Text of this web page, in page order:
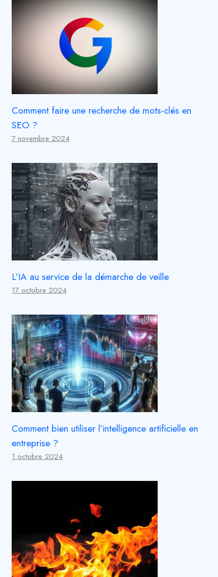
Comment faire une recherche de mots-clés en
SEO ?
7 novembre 2024
L’IA au service de la démarche de veille
17 octobre 2024
Comment bien utiliser l’intelligence artificielle en
entreprise ?
1 octobre 2024